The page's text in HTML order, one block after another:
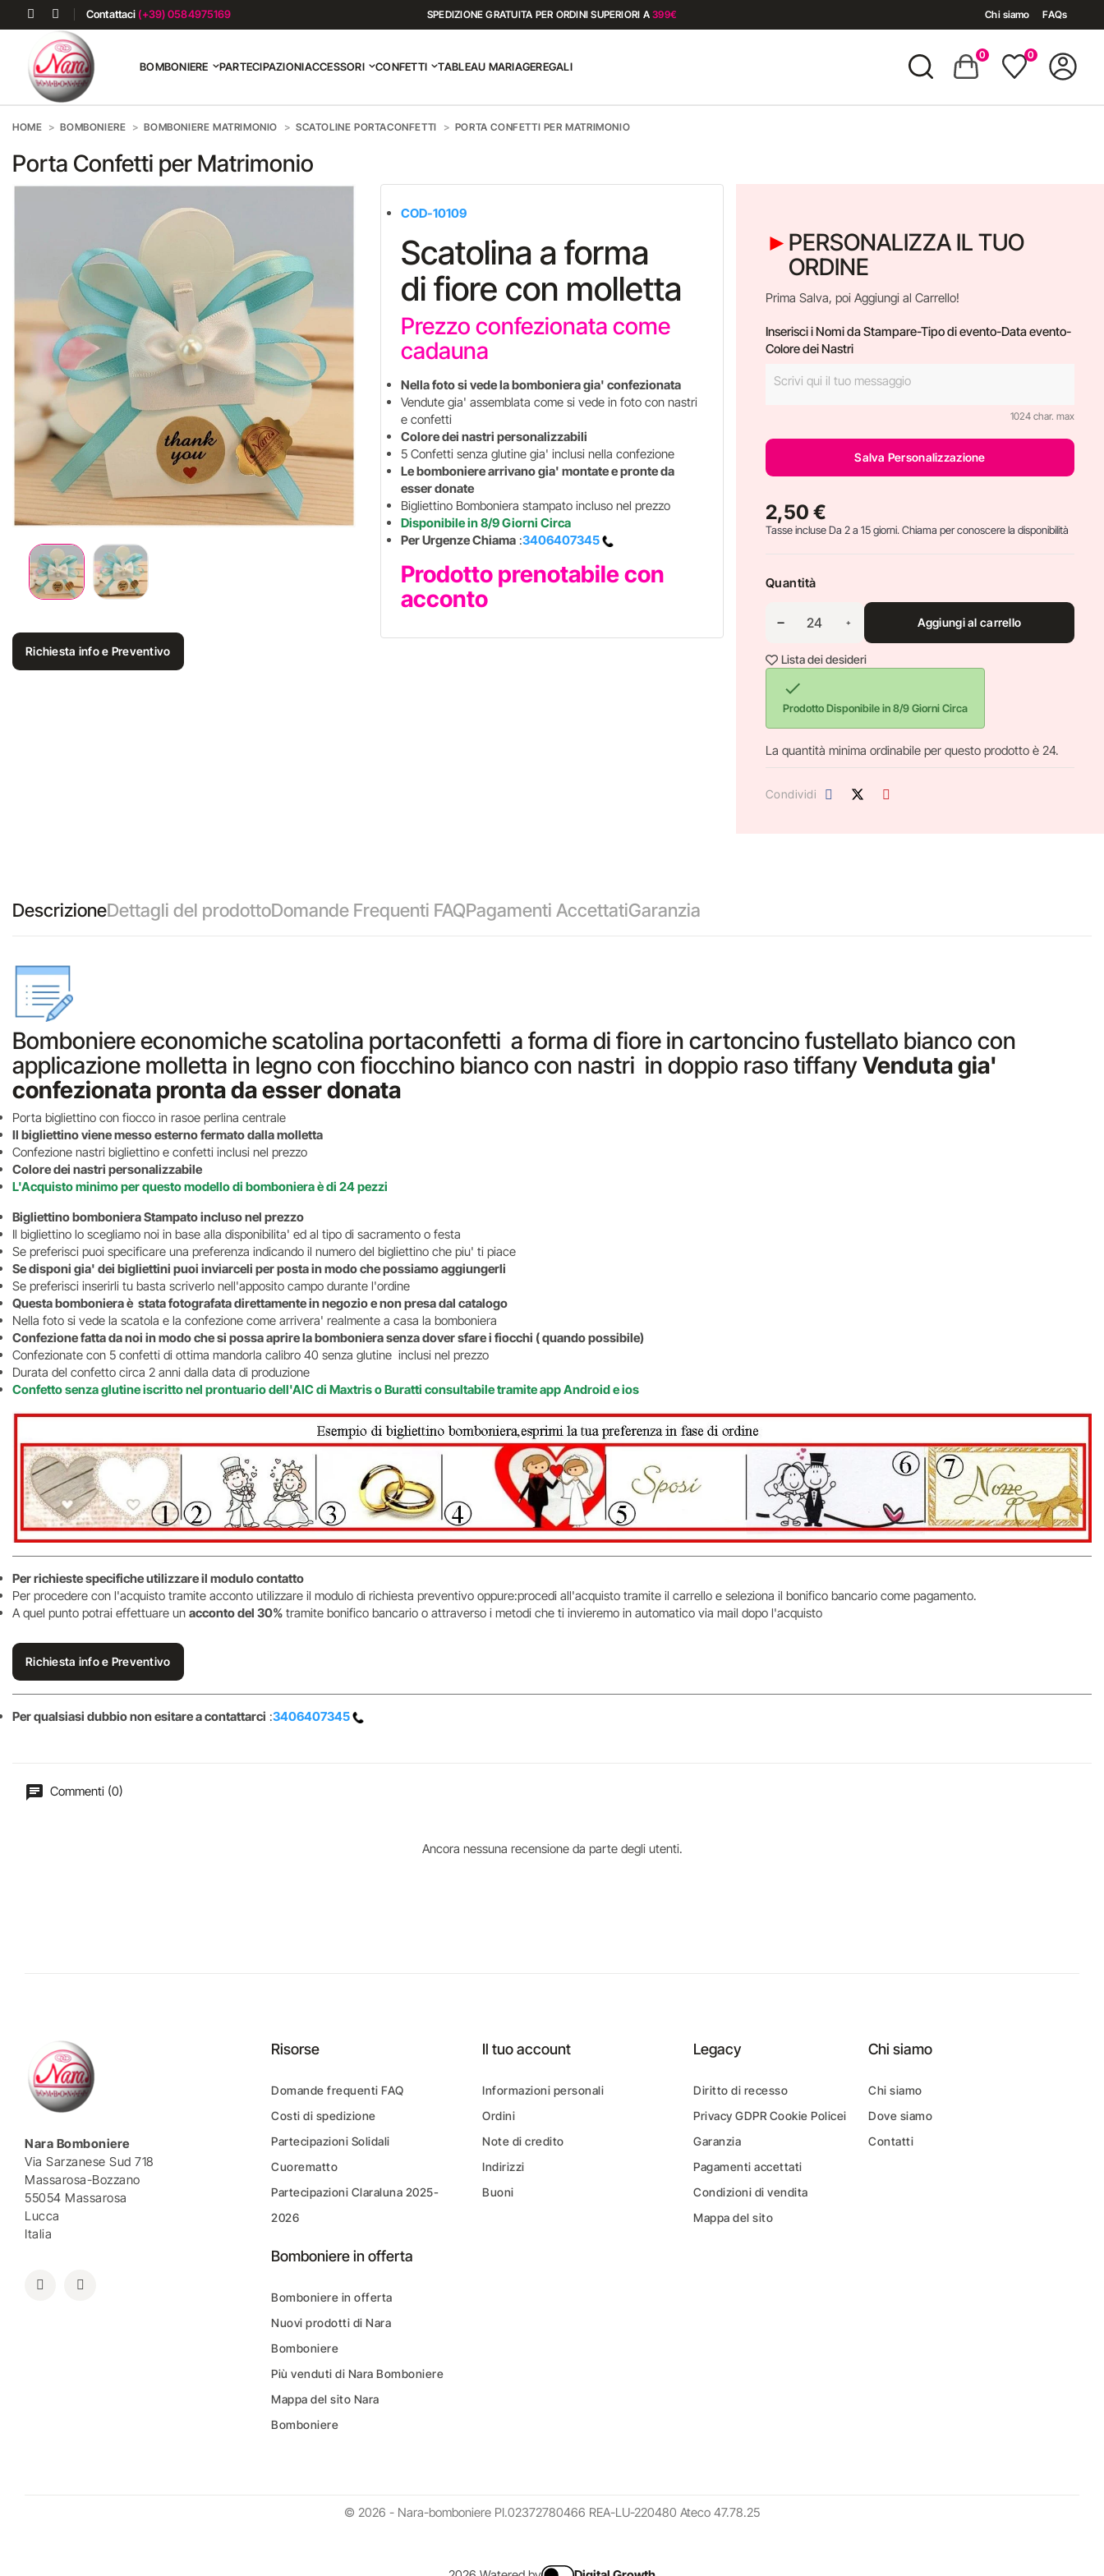
Contattaci (+39) 0584975169 SPEDIZIONE GRATUITA PER ORDINI SUPERIORI A399€ Chi siamo FAQs
BOMBONIERE PARTECIPAZIONIACCESSORI CONFETTI TABLEAU MARIAGEREGALI
0 0
HOME BOMBONIERE BOMBONIERE MATRIMONIO SCATOLINE PORTACONFETTI PORTA CONFETTI PER MATRIMONIO
Porta Confetti per Matrimonio
Richiesta info e Preventivo
COD-10109
Scatolina a forma
di fiore con molletta
Prezzo confezionata come
cadauna
Nella foto si vede la bomboniera gia' confezionata
Vendute gia' assemblata come si vede in foto con nastri
e confetti
Colore dei nastri personalizzabili
5 Confetti senza glutine gia' inclusi nella confezione
Le bomboniere arrivano gia' montate e pronte da
esser donate
Bigliettino Bomboniera stampato incluso nel prezzo
Disponibile in 8/9 Giorni Circa
Per Urgenze Chiama:3406407345
Prodotto prenotabile con
acconto
PERSONALIZZA IL TUO
ORDINE
Prima Salva, poi Aggiungi al Carrello!
Inserisci i Nomi da Stampare-Tipo di evento-Data evento-
Colore dei Nastri
1024 char. max
Salva Personalizzazione
2,50 €
Tasse incluseDa 2 a 15 giorni. Chiama per conoscere la disponibilità
Quantità
Aggiungi al carrello
Lista dei desideri

Prodotto Disponibile in 8/9 Giorni Circa
La quantità minima ordinabile per questo prodotto è 24.
Condividi
DescrizioneDettagli del prodottoDomande Frequenti FAQPagamenti AccettatiGaranzia
Bomboniere economiche scatolina portaconfetti a forma di fiore in cartoncino fustellato bianco con
applicazione molletta in legno con fiocchino bianco con nastri in doppio raso tiffanyVenduta gia'
confezionata pronta da esser donata
Porta bigliettino con fiocco in rasoe perlina centrale
Il bigliettino viene messo esterno fermato dalla molletta
Confezione nastri bigliettino e confetti inclusi nel prezzo
Colore dei nastri personalizzabile
L'Acquisto minimo per questo modello di bomboniera è di 24 pezzi
Bigliettino bomboniera Stampato incluso nel prezzo
Il bigliettino lo scegliamo noi in base alla disponibilita' ed al tipo di sacramento o festa
Se preferisci puoi specificare una preferenza indicando il numero del bigliettino che piu' ti piace
Se disponi gia' dei bigliettini puoi inviarceli per posta in modo che possiamo aggiungerli
Se preferisci inserirli tu basta scriverlo nell'apposito campo durante l'ordine
Questa bomboniera è stata fotografata direttamente in negozio e non presa dal catalogo
Nella foto si vede la scatola e la confezione come arrivera' realmente a casa la bomboniera
Confezione fatta da noi in modo che si possa aprire la bomboniera senza dover sfare i fiocchi ( quando possibile)
Confezionate con 5 confetti di ottima mandorla calibro 40 senza glutine inclusi nel prezzo
Durata del confetto circa 2 anni dalla data di produzione
Confetto senza glutine iscritto nel prontuario dell'AIC di Maxtris o Buratti consultabile tramite app Android e ios
Per richieste specifiche utilizzare il modulo contatto
Per procedere con l'acquisto tramite acconto utilizzare il modulo di richiesta preventivo oppure:procedi all'acquisto tramite il carrello e seleziona il bonifico bancario come pagamento.
A quel punto potrai effettuare un acconto del 30% tramite bonifico bancario o attraverso i metodi che ti invieremo in automatico via mail dopo l'acquisto
Richiesta info e Preventivo
Per qualsiasi dubbio non esitare a contattarci :3406407345
Commenti (0)
Ancora nessuna recensione da parte degli utenti.
Nara Bomboniere
Via Sarzanese Sud 718
Massarosa-Bozzano
55054 Massarosa
Lucca
Italia
Risorse
Domande frequenti FAQ
Costi di spedizione
Partecipazioni Solidali
Cuorematto
Partecipazioni Claraluna 2025-
2026
Bomboniere in offerta
Bomboniere in offerta
Nuovi prodotti di Nara
Bomboniere
Più venduti di Nara Bomboniere
Mappa del sito Nara
Bomboniere
Il tuo account
Informazioni personali
Ordini
Note di credito
Indirizzi
Buoni
Legacy
Diritto di recesso
Privacy GDPR Cookie Policei
Garanzia
Pagamenti accettati
Condizioni di vendita
Mappa del sito
Chi siamo
Chi siamo
Dove siamo
Contatti
© 2026 - Nara-bomboniere PI.02372780466 REA-LU-220480 Ateco 47.78.25